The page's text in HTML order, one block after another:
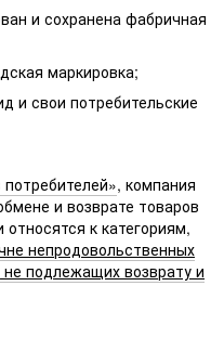
и сохранена фабричная
маркировка;
и свои потребительские
, компания
и возврате товаров
к категориям,
непродовольственных
подлежащих возврату и